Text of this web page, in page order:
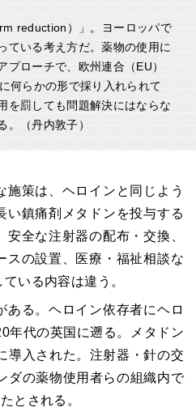
reduction）」。ヨーロッパで
ている考え方だ。薬物の使用に
ローチで、欧州連合（EU）
何らかの形で採り入れられて
を罰しても問題解決にはならな
。（丹内敦子）
施策は、ヘロインと同じよう
い鎮痛剤メタドンを投与する
安全な注射器の配布・交換、
スの設置、医療・福祉相談な
ている内容は違う。
ある。ヘロイン依存者にヘロ
年代の英国に遡る。メタドン
導入された。注射器・針の交
ダの薬物使用者らの組織内で
たとされる。